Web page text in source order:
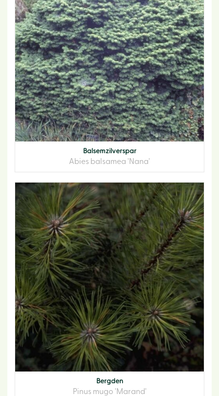
Balsemzilverspar
Abies balsamea 'Nana'
Bergden
Pinus mugo 'Marand'